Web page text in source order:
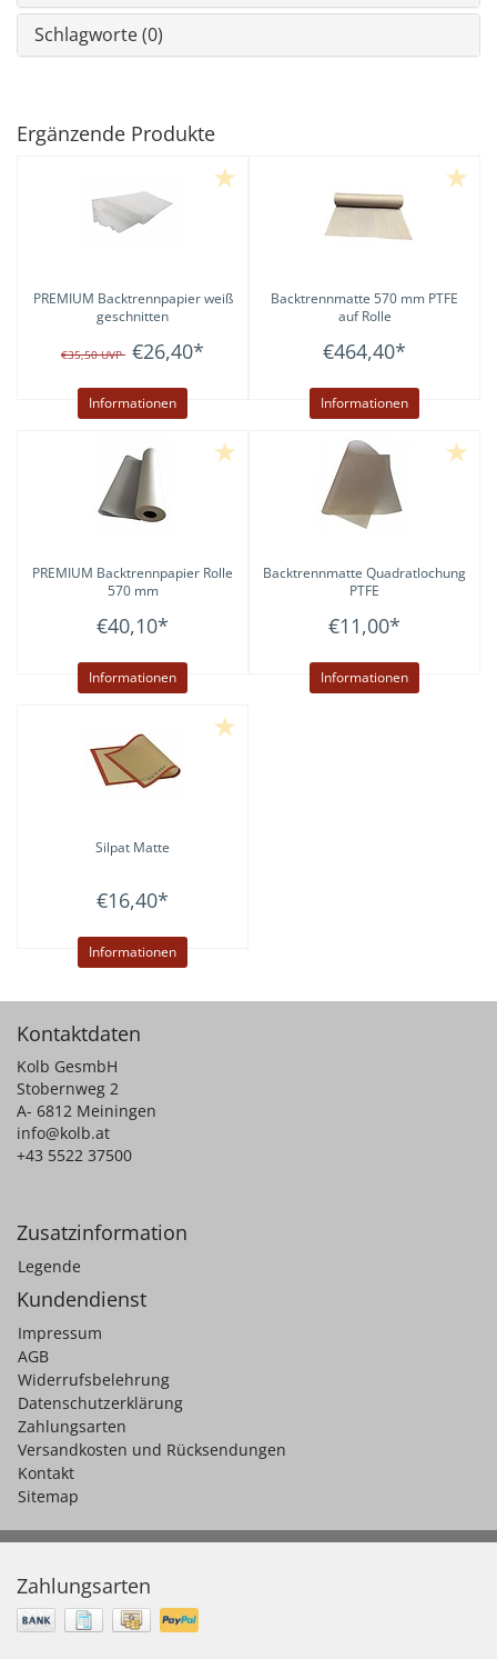
Schlagworte (0)
Ergänzende Produkte
PREMIUM Backtrennpapier weiß
geschnitten
€35,50UVP €26,40*
Informationen
Backtrennmatte 570 mm PTFE
auf Rolle
€464,40*
Informationen
PREMIUM Backtrennpapier Rolle
570 mm
€40,10*
Informationen
Backtrennmatte Quadratlochung
PTFE
€11,00*
Informationen
Silpat Matte
€16,40*
Informationen
Kontaktdaten
Kolb GesmbH
Stobernweg 2
A- 6812 Meiningen
info@kolb.at
+43 5522 37500
Zusatzinformation
Legende
Kundendienst
Impressum
AGB
Widerrufsbelehrung
Datenschutzerklärung
Zahlungsarten
Versandkosten und Rücksendungen
Kontakt
Sitemap
Zahlungsarten